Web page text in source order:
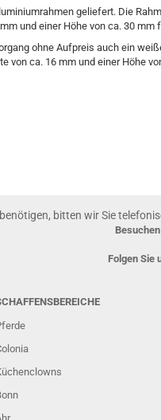
geliefert. Die
und einer Höhe von ca. 30
ohne Aufpreis auch ein
von ca. 16 mm und einer Höhe
bitten wir Sie
Folgen Sie